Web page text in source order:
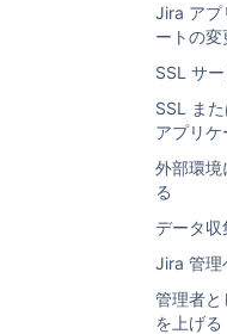
Jira アプ
ートの変
SSL サ
SSL ま
アプリ
外部環境
る
データ収
Jira 管理
管理者と
を上げる